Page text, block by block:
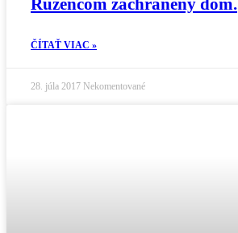
ČÍTAŤ VIAC »
28. júla 2017 Nekomentované